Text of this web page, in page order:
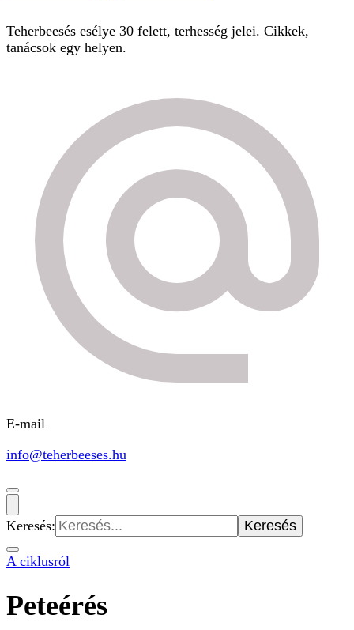
Teherbeesés esélye 30 felett, terhesség jelei. Cikkek,
tanácsok egy helyen.
E-mail
info@teherbeeses.hu
Keresés:
A ciklusról
Peteérés